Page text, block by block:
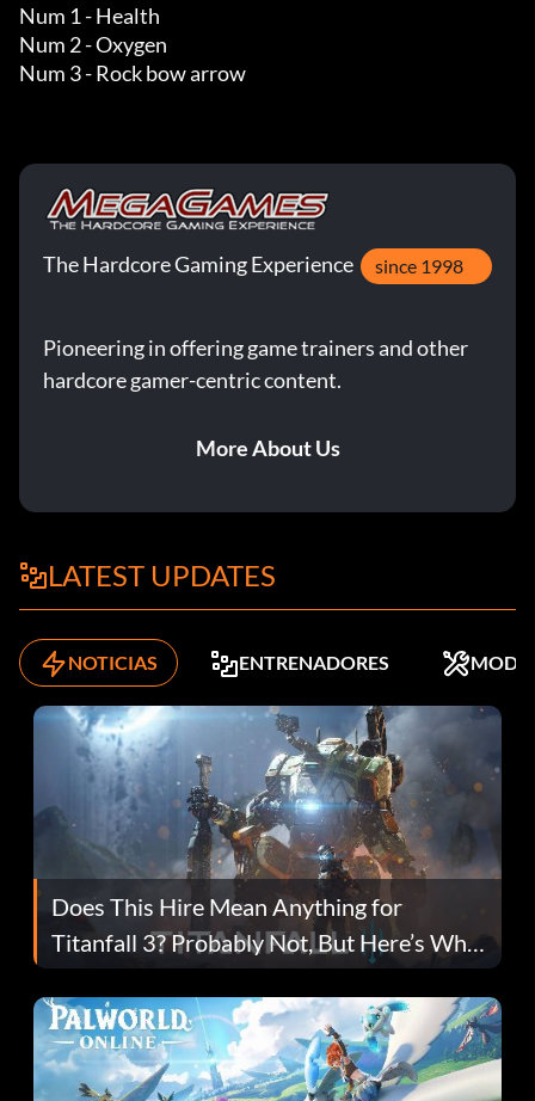
Num 1 - Health
Num 2 - Oxygen
Num 3 - Rock bow arrow
The Hardcore Gaming Experience since 1998
Pioneering in offering game trainers and other
hardcore gamer-centric content.
More About Us
LATEST UPDATES
NOTICIAS ENTRENADORES MODS
Does This Hire Mean Anything for
Titanfall 3? Probably Not, But Here’s Why
Fans Are Hopeful